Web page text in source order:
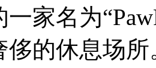
家名为
侈的休息场